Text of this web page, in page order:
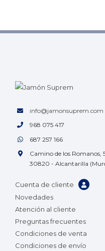
info@jamonsuprem.com
968 075 417
687 257 166
Camino de los Romanos,
30820 - Alcantarilla
Cuenta de cliente
Novedades
Atención al cliente
Preguntas frecuentes
Condiciones de venta
Condiciones de envío